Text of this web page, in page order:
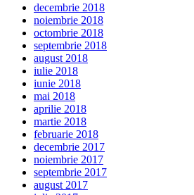
decembrie 2018
noiembrie 2018
octombrie 2018
septembrie 2018
august 2018
iulie 2018
iunie 2018
mai 2018
aprilie 2018
martie 2018
februarie 2018
decembrie 2017
noiembrie 2017
septembrie 2017
august 2017